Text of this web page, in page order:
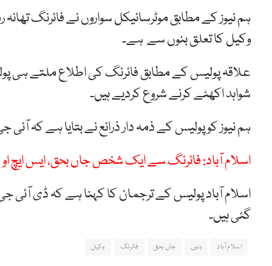
ہم نیوز کے مطابق موٹرسائیکل سواروں نے فائرنگ
وکیل کا تعلق بنوں سے ہے۔
علاقہ پولیس کے مطابق فائرنگ کی اطلاع ملتے ہی
شواہد اکھٹے کرنے شروع کردیے ہیں۔
ہم نیوز کو پولیس کے ذمہ دار ذرائع نے بتایا ہے کہ آئی
اسلام آباد: فائرنگ سے ایک شخص جاں بحق، ایس ایچ
اسلام آباد پولیس کے ترجمان کا کہنا ہے کہ ڈی
گئی ہیں۔
اسلام آباد بنوں جاں بحق فائرنگ وکیل